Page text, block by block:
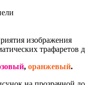
изображения
трафаретов
, оранжевый.